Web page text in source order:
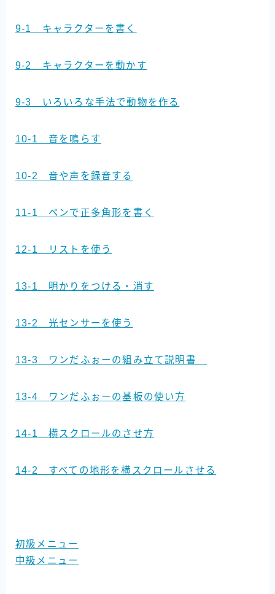
9-1 キャラクターを書く
9-2 キャラクターを動かす
9-3 いろいろな手法で動物を作る
10-1 音を鳴らす
10-2 音や声を録音する
11-1 ペンで正多角形を書く
12-1 リストを使う
13-1 明かりをつける・消す
13-2 光センサーを使う
13-3 ワンだふぉーの組み立て説明書
13-4 ワンだふぉーの基板の使い方
14-1 横スクロールのさせ方
14-2 すべての地形を横スクロールさせる
初級メニュー
中級メニュー